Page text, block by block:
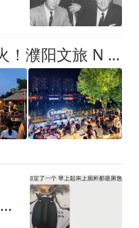
逛古镇、游龙湖、品烟火！濮阳文旅 N 种打开方式，哪一款戳中你？